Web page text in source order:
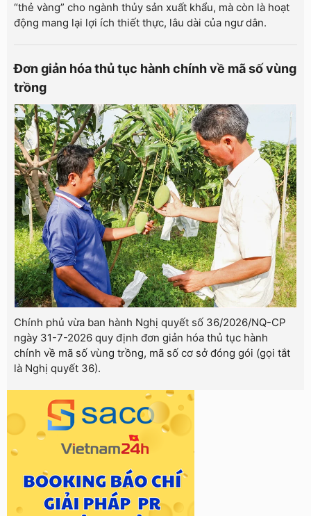
“thẻ vàng” cho ngành thủy sản xuất khẩu, mà còn là hoạt
động mang lại lợi ích thiết thực, lâu dài của ngư dân.
Đơn giản hóa thủ tục hành chính về mã số vùng
trồng
Chính phủ vừa ban hành Nghị quyết số 36/2026/NQ-CP
ngày 31-7-2026 quy định đơn giản hóa thủ tục hành
chính về mã số vùng trồng, mã số cơ sở đóng gói (gọi tắt
là Nghị quyết 36).